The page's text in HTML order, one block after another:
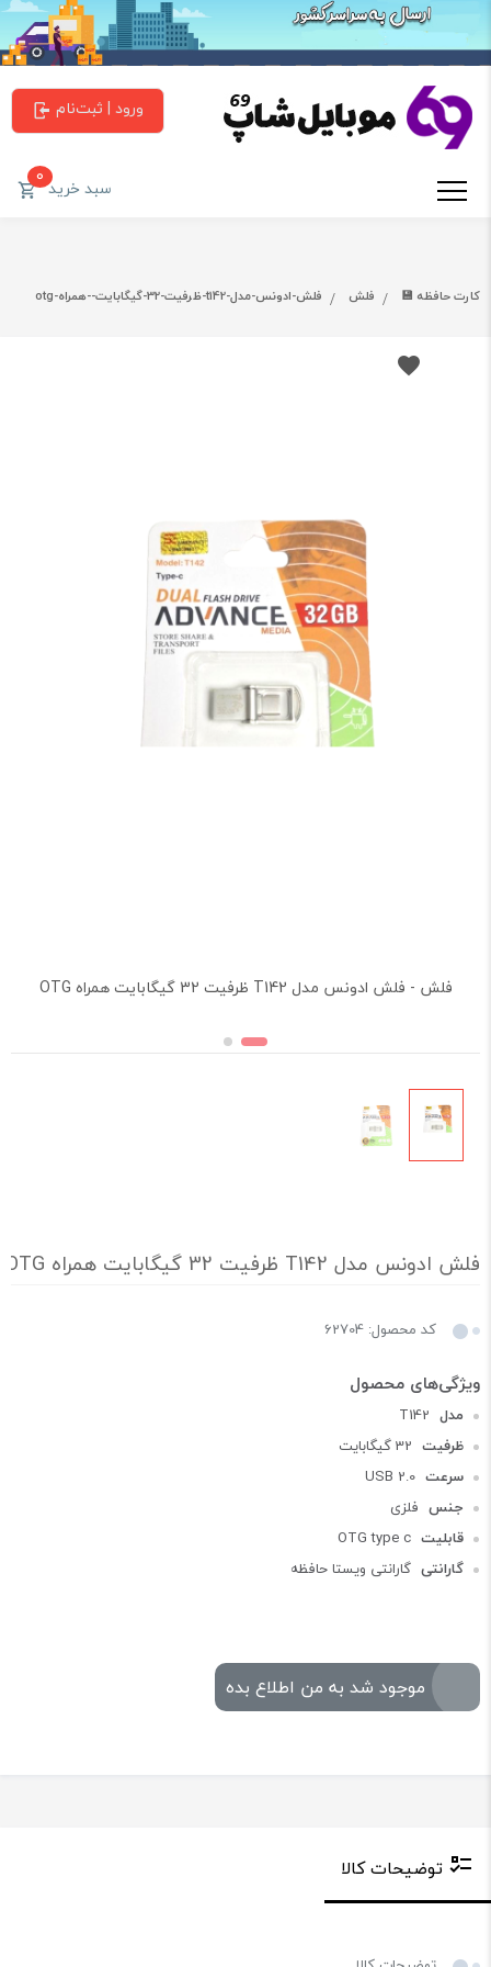
ورود | ثبت‌نام
سبد خرید0
کارت حافظه 💾 فلش فلش-ادونس-مدل-t142-ظرفیت-32-گیگابایت--همراه-otg
فلش - فلش ادونس مدل T142 ظرفیت 32 گیگابایت همراه OTG
فلش ادونس مدل T142 ظرفیت 32 گیگابایت همراه OTG
کد محصول: 62704
مدل T142
ظرفیت 32 گیگابایت
سرعت USB 2.0
جنس فلزی
قابلیت OTG type c
گارانتی گارانتی ویستا حافظه
موجود شد به من اطلاع بده
توضیحات کالا